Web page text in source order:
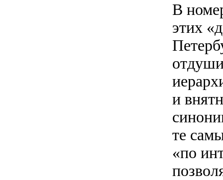
В
этих
и
те
«по